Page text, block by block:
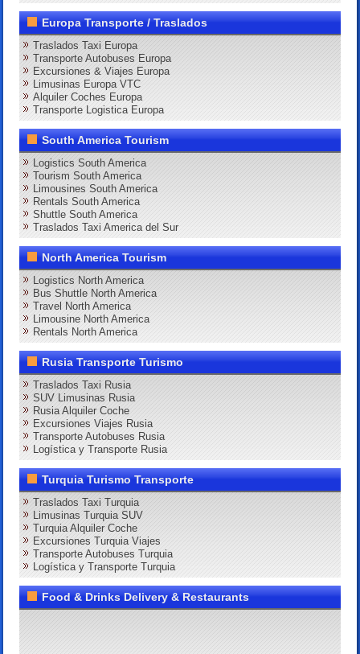
Europa Transporte / Traslados
Traslados Taxi Europa
Transporte Autobuses Europa
Excursiones & Viajes Europa
Limusinas Europa VTC
Alquiler Coches Europa
Transporte Logistica Europa
South America Tourism
Logistics South America
Tourism South America
Limousines South America
Rentals South America
Shuttle South America
Traslados Taxi America del Sur
North America Tourism
Logistics North America
Bus Shuttle North America
Travel North America
Limousine North America
Rentals North America
Rusia Transporte Turismo
Traslados Taxi Rusia
SUV Limusinas Rusia
Rusia Alquiler Coche
Excursiones Viajes Rusia
Transporte Autobuses Rusia
Logística y Transporte Rusia
Turquia Turismo Transporte
Traslados Taxi Turquia
Limusinas Turquia SUV
Turquia Alquiler Coche
Excursiones Turquia Viajes
Transporte Autobuses Turquia
Logística y Transporte Turquia
Food & Drinks Delivery & Restaurants